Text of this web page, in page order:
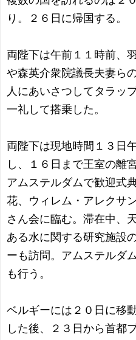
り。２６日に帰国する。
両陛下は午前１１時前、
や森英介衆院議長夫妻ら
人にあいさつしてタラッ
一礼して搭乗した。
両陛下は現地時間１３日
し、１６日まで王室の離
アムステルダムで歓迎式
花、ウィレム・アレクサ
さん会に臨む。滞在中、
ある水に関する研究施設
ーも訪問。アムステルダ
も行う。
ベルギーには２０日に移
した後、２３日から首都